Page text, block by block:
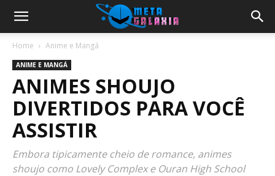
Home Anime e Mangá
ANIME E MANGÁ
ANIMES SHOUJO
DIVERTIDOS PARA VOCÊ
ASSISTIR
Embora tipicamente cheio de romance, animes
shoujo como Lovely Complex e Ouran High School